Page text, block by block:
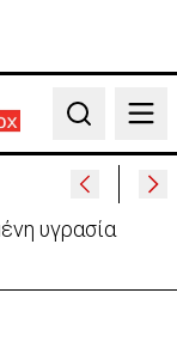
Search
υγρασία